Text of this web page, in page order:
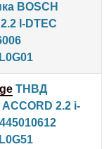
BOSCH
I-DTEC
ТНВД
ACCORD 2.2 i-